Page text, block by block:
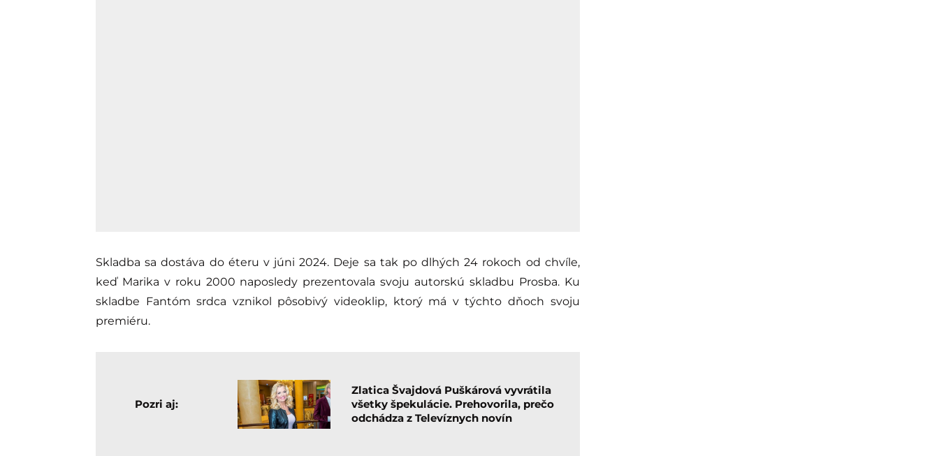
Skladba sa dostáva do éteru v júni 2024. Deje sa tak po dlhých 24 rokoch od chvíle,
keď Marika v roku 2000 naposledy prezentovala svoju autorskú skladbu Prosba. Ku
skladbe Fantóm srdca vznikol pôsobivý videoklip, ktorý má v týchto dňoch svoju
premiéru.
Pozri aj:
Zlatica Švajdová Puškárová vyvrátila
všetky špekulácie. Prehovorila, prečo
odchádza z Televíznych novín